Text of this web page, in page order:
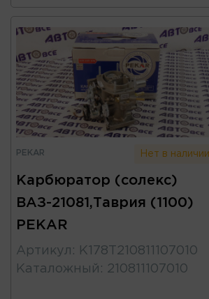
PEKAR Нет в наличии
Карбюратор (солекс)
ВАЗ-21081,Таврия (1100)
PEKAR
Артикул :
К178Т210811107010
Каталожный : 210811107010